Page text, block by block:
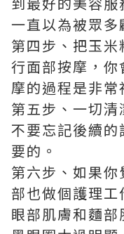
一直以為被眾多
第四步、把玉
行面部按摩，
摩的過程是非常
第五步、一切清
不要忘記後續
要的。
第六步、如果
部也做個護理
眼部肌膚和麵